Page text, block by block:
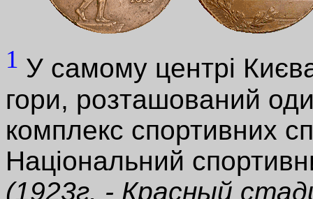
1 У самому центрі
гори, розташований
комплекс спортивних
Національний
(1923г. - Красный